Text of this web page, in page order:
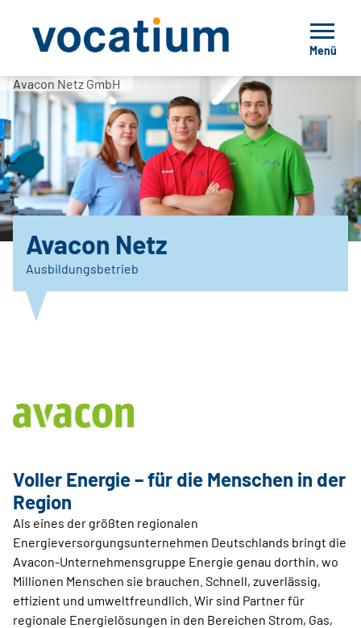
Menü
Avacon Netz GmbH
Avacon Netz
Ausbildungsbetrieb
Voller Energie – für die Menschen in der
Region
Als eines der größten regionalen
Energieversorgungsunternehmen Deutschlands bringt die
Avacon-Unternehmensgruppe Energie genau dorthin, wo
Millionen Menschen sie brauchen. Schnell, zuverlässig,
effizient und umweltfreundlich. Wir sind Partner für
regionale Energielösungen in den Bereichen Strom, Gas,